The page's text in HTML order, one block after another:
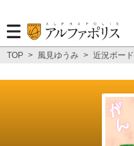
TOP > 風見ゆうみ > 近況ボード